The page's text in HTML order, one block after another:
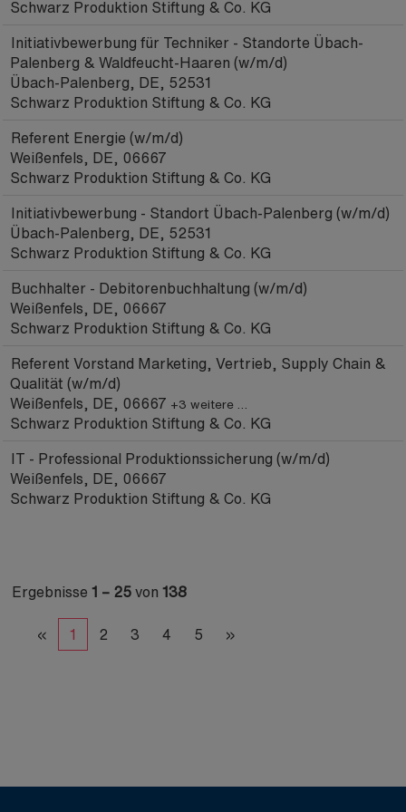
Schwarz Produktion Stiftung & Co. KG
Initiativbewerbung für Techniker - Standorte Übach-
Palenberg & Waldfeucht-Haaren (w/m/d)
Übach-Palenberg, DE, 52531
Schwarz Produktion Stiftung & Co. KG
Referent Energie (w/m/d)
Weißenfels, DE, 06667
Schwarz Produktion Stiftung & Co. KG
Initiativbewerbung - Standort Übach-Palenberg (w/m/d)
Übach-Palenberg, DE, 52531
Schwarz Produktion Stiftung & Co. KG
Buchhalter - Debitorenbuchhaltung (w/m/d)
Weißenfels, DE, 06667
Schwarz Produktion Stiftung & Co. KG
Referent Vorstand Marketing, Vertrieb, Supply Chain &
Qualität (w/m/d)
Weißenfels, DE, 06667 +3 weitere …
Schwarz Produktion Stiftung & Co. KG
IT - Professional Produktionssicherung (w/m/d)
Weißenfels, DE, 06667
Schwarz Produktion Stiftung & Co. KG
Ergebnisse 1 – 25von 138
«
1 2 3 4 5 »